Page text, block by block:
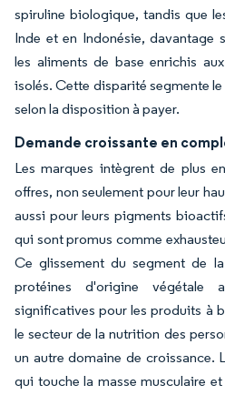
spiruline biologique, tandis que
Inde et en Indonésie, davantage
les aliments de base enrichis
isolés. Cette disparité segmente
selon la disposition à payer.
Demande croissante en
Les marques intègrent de plus
offres, non seulement pour leur
aussi pour leurs pigments
qui sont promus comme
Ce glissement du segment de
protéines d'origine végétale
significatives pour les produits à
le secteur de la nutrition des
un autre domaine de croissance.
qui touche la masse musculaire